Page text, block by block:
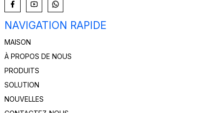
NAVIGATION RAPIDE
MAISON
À PROPOS DE NOUS
PRODUITS
SOLUTION
NOUVELLES